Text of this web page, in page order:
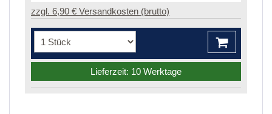
zzgl. 6,90 € Versandkosten (brutto)
Lieferzeit: 10 Werktage